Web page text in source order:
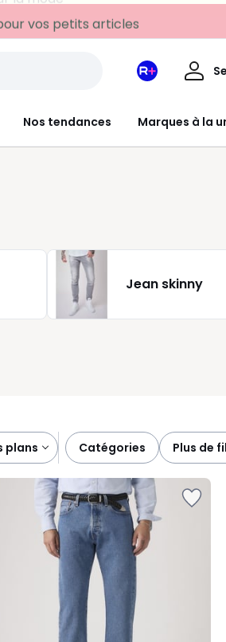
vos petits articles
Nos tendances Marques à la
Mon
Redoute
Mon
Jean skinny
plans catégories plus de